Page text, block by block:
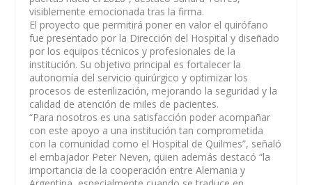
visiblemente emocionada tras la firma.
El proyecto que permitirá poner en valor el quirófano
fue presentado por la Dirección del Hospital y diseñado
por los equipos técnicos y profesionales de la
institución. Su objetivo principal es fortalecer la
autonomía del servicio quirúrgico y optimizar los
procesos de esterilización, mejorando la seguridad y la
calidad de atención de miles de pacientes.
“Para nosotros es una satisfacción poder acompañar
con este apoyo a una institución tan comprometida
con la comunidad como el Hospital de Quilmes”, señaló
el embajador Peter Neven, quien además destacó “la
importancia de la cooperación entre Alemania y